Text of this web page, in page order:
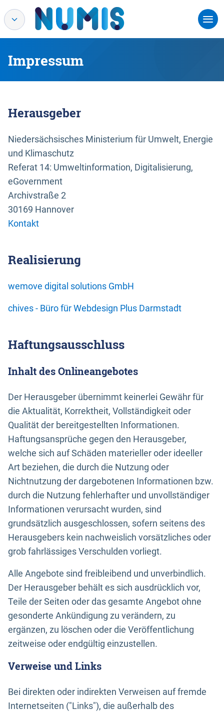
Impressum
Herausgeber
Niedersächsisches Ministerium für Umwelt, Energie
und Klimaschutz
Referat 14: Umweltinformation, Digitalisierung,
eGovernment
Archivstraße 2
30169 Hannover
Kontakt
Realisierung
wemove digital solutions GmbH
chives - Büro für Webdesign Plus Darmstadt
Haftungsausschluss
Inhalt des Onlineangebotes
Der Herausgeber übernimmt keinerlei Gewähr für
die Aktualität, Korrektheit, Vollständigkeit oder
Qualität der bereitgestellten Informationen.
Haftungsansprüche gegen den Herausgeber,
welche sich auf Schäden materieller oder ideeller
Art beziehen, die durch die Nutzung oder
Nichtnutzung der dargebotenen Informationen bzw.
durch die Nutzung fehlerhafter und unvollständiger
Informationen verursacht wurden, sind
grundsätzlich ausgeschlossen, sofern seitens des
Herausgebers kein nachweislich vorsätzliches oder
grob fahrlässiges Verschulden vorliegt.
Alle Angebote sind freibleibend und unverbindlich.
Der Herausgeber behält es sich ausdrücklich vor,
Teile der Seiten oder das gesamte Angebot ohne
gesonderte Ankündigung zu verändern, zu
ergänzen, zu löschen oder die Veröffentlichung
zeitweise oder endgültig einzustellen.
Verweise und Links
Bei direkten oder indirekten Verweisen auf fremde
Internetseiten ("Links"), die außerhalb des